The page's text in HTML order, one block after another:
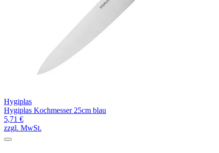
Hygiplas
Hygiplas Kochmesser 25cm blau
5,71 €
zzgl. MwSt.